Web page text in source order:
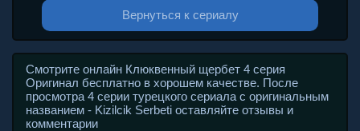
Вернуться к сериалу
Смотрите онлайн Клюквенный щербет 4 серия
Оригинал бесплатно в хорошем качестве. После
просмотра 4 серии турецкого сериала с оригинальным
названием - Kizilcik Serbeti оставляйте отзывы и
комментарии